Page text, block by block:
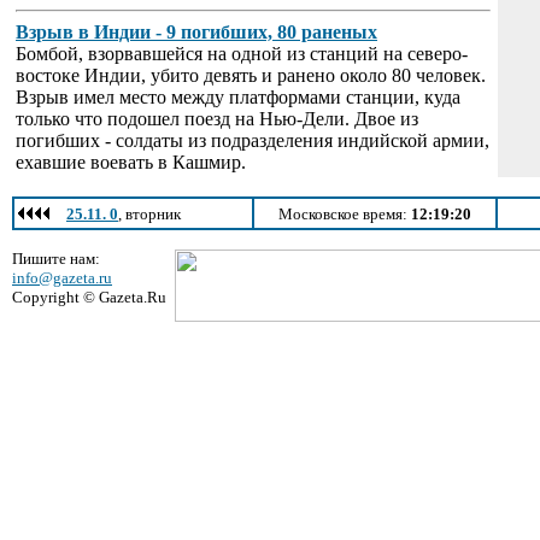
Взрыв в Индии - 9 погибших, 80 раненых
Бомбой, взорвавшейся на одной из станций на северо-
востоке Индии, убито девять и ранено около 80 человек.
Взрыв имел место между платформами станции, куда
только что подошел поезд на Нью-Дели. Двое из
погибших - солдаты из подразделения индийской армии,
ехавшие воевать в Кашмир.
25.11. 0, вторник Московское время: 12:19:20
Пишите нам:
info@gazeta.ru
Copyright © Gazeta.Ru